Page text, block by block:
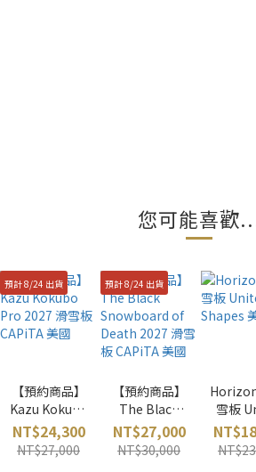
您可能喜歡
預計 8/24 出貨
【預約商品】
Kazu Kokubo
Pro 2027 滑雪
板 CAPiTA 美
NT$24,300
NT$27,000
預計 8/24 出貨
【預約商品】
The Black
Snowboard
of Death
2027 滑雪板
NT$27,000
NT$30,000
雪板